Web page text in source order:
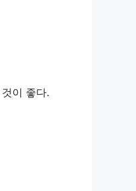
이 좋다.